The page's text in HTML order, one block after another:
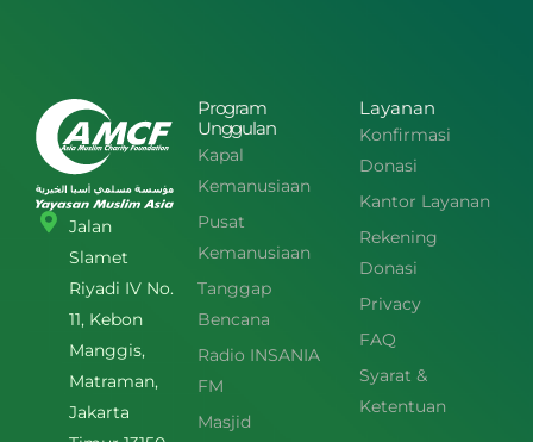
Jalan
Slamet
Riyadi IV No.
11, Kebon
Manggis,
Matraman,
Jakarta
Program
Unggulan
Kapal
Kemanusiaan
Pusat
Kemanusiaan
Tanggap
Bencana
Radio INSANIA
FM
Masjid
Layanan
Konfirmasi
Donasi
Kantor Layanan
Rekening
Donasi
Privacy
FAQ
Syarat &
Ketentuan